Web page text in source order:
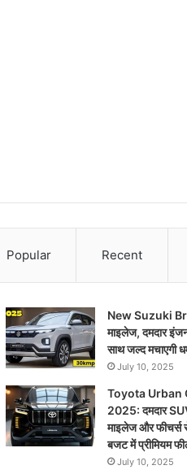
Popular Recent
New Suzuki
माइलेज, दमदार
साथ जल्द मचाएगी
July 10, 2025
Toyota Urban
2025: दमदार
माइलेज और फीचर्स
बजट में प्रीमियम
July 10, 2025